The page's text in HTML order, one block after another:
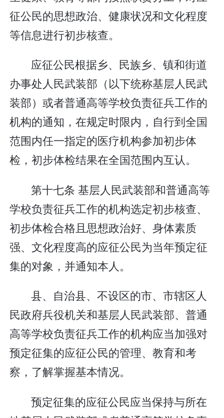
征公民的思想政治、健康状况和文化程度
等信息进行初步核查。
应征公民根据乡、民族乡、镇和街道
办事处人民武装部（以下统称基层人民武
装部）或者普通高等学校负责征兵工作的
机构的通知，在规定时限内，自行到全国
范围内任一指定的医疗机构参加初步体
检，初步体检结果在全国范围内互认。
第十七条 基层人民武装部和普通高等
学校负责征兵工作的机构选定初步核查、
初步体检合格且思想政治好、身体素质
强、文化程度高的应征公民为当年预定征
集的对象，并通知本人。
县、自治县、不设区的市、市辖区人
民政府兵役机关和基层人民武装部、普通
高等学校负责征兵工作的机构应当加强对
预定征集的应征公民的管理、教育和考
察，了解掌握基本情况。
预定征集的应征公民应当保持与所在